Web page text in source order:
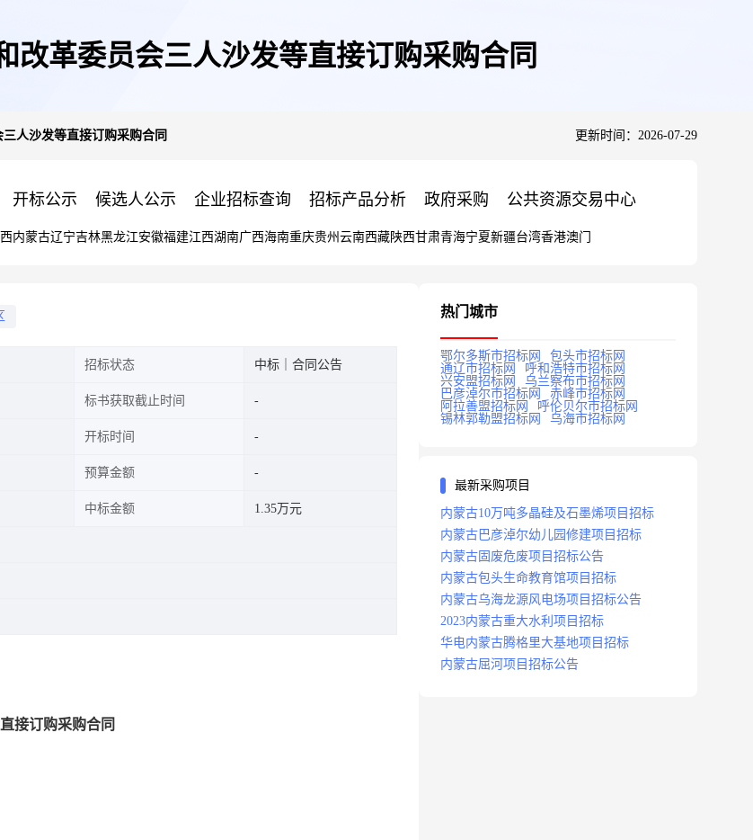
改革委员会三人沙发等直接订购采购合同
人沙发等直接订购采购合同 更新时间：2026-07-29
开标公示 候选人公示 企业招标查询 招标产品分析 政府采购 公共资源交易中心
内蒙古辽宁吉林黑龙江安徽福建江西湖南广西海南重庆贵州 云南西藏陕西甘肃青海宁夏新疆台湾香港澳门
招标状态 中标｜合同公告
标书获取截止时间
开标时间
预算金额
中标金额 1.35万元
接订购采购合同
热门城市
鄂尔多斯市招标网
包头市招标网
通辽市招标网
呼和浩特市招标网
兴安盟招标网
乌兰察布市招标网
巴彦淖尔市招标网
赤峰市招标网
阿拉善盟招标网
呼伦贝尔市招标网
锡林郭勒盟招标网
乌海市招标网
最新采购项目
内蒙古10万吨多晶硅及石墨烯项目招标
内蒙古巴彦淖尔幼儿园修建项目招标
内蒙古固废危废项目招标公告
内蒙古包头生命教育馆项目招标
内蒙古乌海龙源风电场项目招标公告
2023内蒙古重大水利项目招标
华电内蒙古腾格里大基地项目招标
内蒙古屈河项目招标公告